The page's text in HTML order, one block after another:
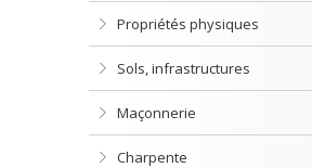
Propriétés physiques
Sols, infrastructures
Maçonnerie
Charpente